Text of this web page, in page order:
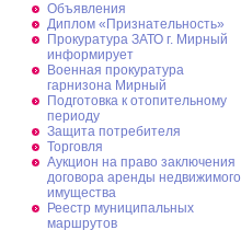
Объявления
Диплом «Признательность»
Прокуратура ЗАТО г. Мирный
информирует
Военная прокуратура
гарнизона Мирный
Подготовка к отопительному
периоду
Защита потребителя
Торговля
Аукцион на право заключения
договора аренды недвижимого
имущества
Реестр муниципальных
маршрутов